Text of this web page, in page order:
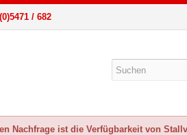
/ 682
Nachfrage ist die Verfügbarkeit von